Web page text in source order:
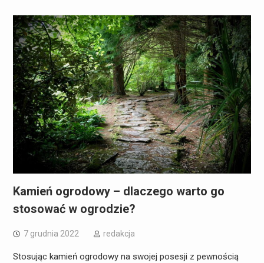
Kamień ogrodowy – dlaczego warto go
stosować w ogrodzie?
7 grudnia 2022 redakcja
Stosując kamień ogrodowy na swojej posesji z pewnością